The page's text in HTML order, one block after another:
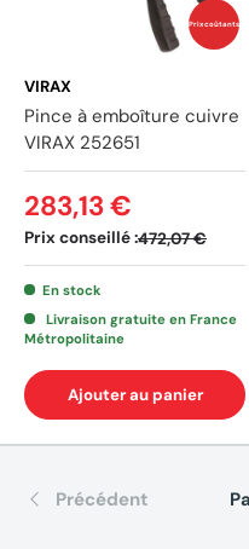
Prix coûtants
VIRAX
Pince à emboîture cuivre
VIRAX 252651
Prix conseillé :472,07 €
283,13 €
En stock
Livraison gratuite en France
Métropolitaine
Ajouter au panier
Précédent